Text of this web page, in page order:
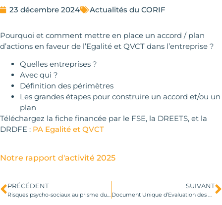
23 décembre 2024 Actualités du CORIF
Pourquoi et comment mettre en place un accord / plan
d’actions en faveur de l’Egalité et QVCT dans l’entreprise ?
Quelles entreprises ?
Avec qui ?
Définition des périmètres
Les grandes étapes pour construire un accord et/ou un
plan
Téléchargez la fiche financée par le FSE, la DREETS, et la
DRDFE : PA Egalité et QVCT
Notre rapport d'activité 2025
PRÉCÉDENT SUIVANT